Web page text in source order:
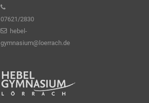
07621/2830
hebel-
gymnasium@loerrach.de